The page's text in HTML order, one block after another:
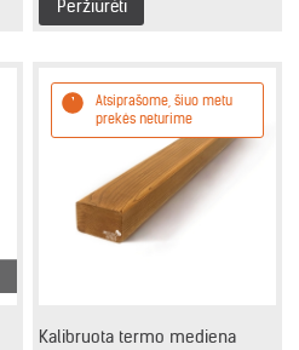
Peržiūrėti
Atsiprašome, šiuo metu
prekės neturime
Kalibruota termo mediena